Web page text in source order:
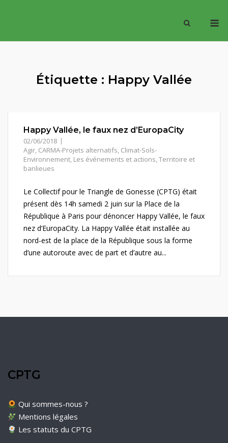
Étiquette : Happy Vallée
Happy Vallée, le faux nez d’EuropaCity
02/06/2018
Agir, CARMA-Projets alternatifs, Climat-Sols-
Environnement, Les événements et actions,Territoire et
banlieues
Le Collectif pour le Triangle de Gonesse (CPTG) était
présent dès 14h samedi 2 juin sur la Place de la
République à Paris pour dénoncer Happy Vallée, le faux
nez d’EuropaCity. La Happy Vallée était installée au
nord-est de la place de la République sous la forme
d’une autoroute avec de part et d’autre au...
CPTG
Qui sommes-nous ?
Mentions légales
Les statuts du CPTG